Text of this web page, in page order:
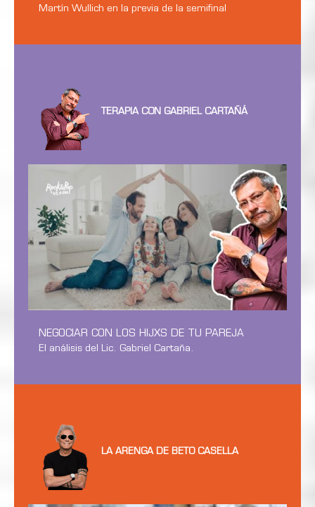
Martín Wullich en la previa de la semifinal
TERAPIA CON GABRIEL CARTAÑÁ
NEGOCIAR CON LOS HIJXS DE TU PAREJA
El análisis del Lic. Gabriel Cartaña.
LA ARENGA DE BETO CASELLA